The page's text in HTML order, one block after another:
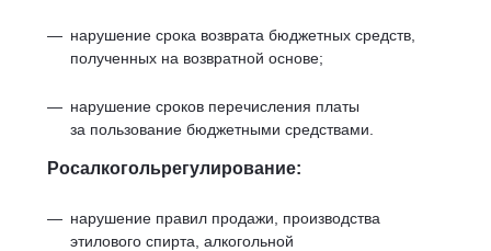
нарушение срока возврата бюджетных средств,
полученных на возвратной основе;
нарушение сроков перечисления платы
за пользование бюджетными средствами.
Росалкогольрегулирование:
нарушение правил продажи, производства
этилового спирта, алкогольной